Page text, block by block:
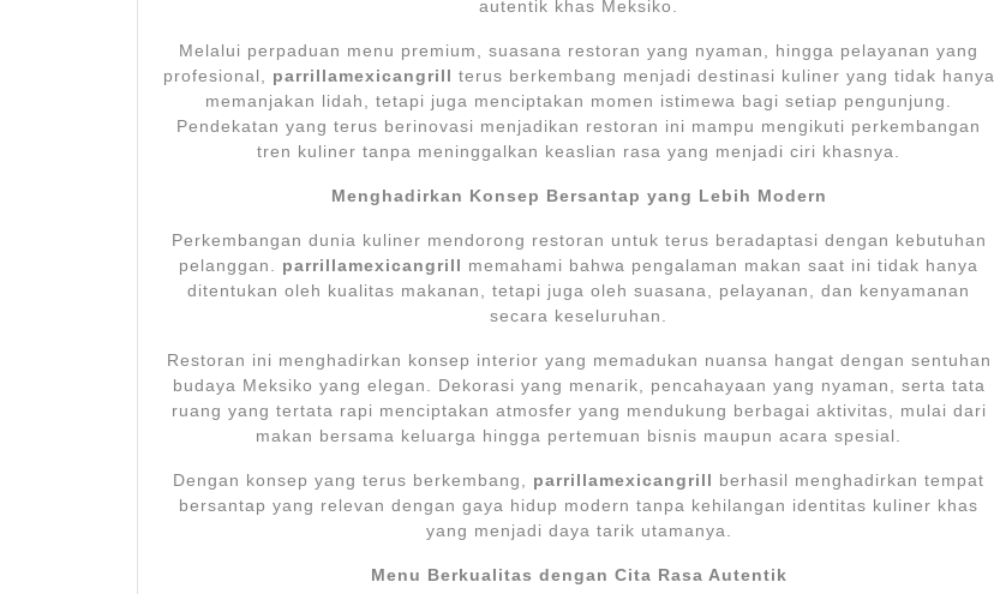
autentik khas Meksiko.
Melalui perpaduan menu premium, suasana restoran yang nyaman, hingga pelayanan yang
profesional, parrillamexicangrill terus berkembang menjadi destinasi kuliner yang tidak hanya
memanjakan lidah, tetapi juga menciptakan momen istimewa bagi setiap pengunjung.
Pendekatan yang terus berinovasi menjadikan restoran ini mampu mengikuti perkembangan
tren kuliner tanpa meninggalkan keaslian rasa yang menjadi ciri khasnya.
Menghadirkan Konsep Bersantap yang Lebih Modern
Perkembangan dunia kuliner mendorong restoran untuk terus beradaptasi dengan kebutuhan
pelanggan. parrillamexicangrill memahami bahwa pengalaman makan saat ini tidak hanya
ditentukan oleh kualitas makanan, tetapi juga oleh suasana, pelayanan, dan kenyamanan
secara keseluruhan.
Restoran ini menghadirkan konsep interior yang memadukan nuansa hangat dengan sentuhan
budaya Meksiko yang elegan. Dekorasi yang menarik, pencahayaan yang nyaman, serta tata
ruang yang tertata rapi menciptakan atmosfer yang mendukung berbagai aktivitas, mulai dari
makan bersama keluarga hingga pertemuan bisnis maupun acara spesial.
Dengan konsep yang terus berkembang, parrillamexicangrill berhasil menghadirkan tempat
bersantap yang relevan dengan gaya hidup modern tanpa kehilangan identitas kuliner khas
yang menjadi daya tarik utamanya.
Menu Berkualitas dengan Cita Rasa Autentik